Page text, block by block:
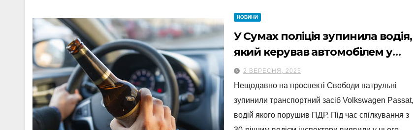
НОВИНИ
У Сумах поліція зупинила водія,
який керував автомобілем у
стані сп’яніння
2 ВЕРЕСНЯ, 2025
Нещодавно на проспекті Свободи патрульні
зупинили транспортний засіб Volkswagen Passat,
водій якого порушив ПДР. Під час спілкування з